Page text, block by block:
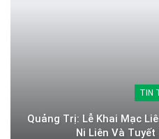
TIN
Quảng Trị: Lễ Khai Mạc
Ni Liên Và